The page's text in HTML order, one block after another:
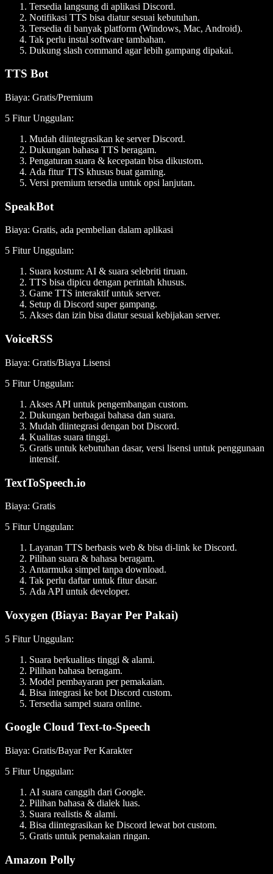
Tersedia langsung di aplikasi Discord.
Notifikasi TTS bisa diatur sesuai kebutuhan.
Tersedia di banyak platform (Windows, Mac, Android).
Tak perlu instal software tambahan.
Dukung slash command agar lebih gampang dipakai.
TTS Bot
Biaya: Gratis/Premium
5 Fitur Unggulan:
Mudah diintegrasikan ke server Discord.
Dukungan bahasa TTS beragam.
Pengaturan suara & kecepatan bisa dikustom.
Ada fitur TTS khusus buat gaming.
Versi premium tersedia untuk opsi lanjutan.
SpeakBot
Biaya: Gratis, ada pembelian dalam aplikasi
5 Fitur Unggulan:
Suara kostum: AI & suara selebriti tiruan.
TTS bisa dipicu dengan perintah khusus.
Game TTS interaktif untuk server.
Setup di Discord super gampang.
Akses dan izin bisa diatur sesuai kebijakan server.
VoiceRSS
Biaya: Gratis/Biaya Lisensi
5 Fitur Unggulan:
Akses API untuk pengembangan custom.
Dukungan berbagai bahasa dan suara.
Mudah diintegrasi dengan bot Discord.
Kualitas suara tinggi.
Gratis untuk kebutuhan dasar, versi lisensi untuk penggunaan
intensif.
TextToSpeech.io
Biaya: Gratis
5 Fitur Unggulan:
Layanan TTS berbasis web & bisa di-link ke Discord.
Pilihan suara & bahasa beragam.
Antarmuka simpel tanpa download.
Tak perlu daftar untuk fitur dasar.
Ada API untuk developer.
Voxygen (Biaya: Bayar Per Pakai)
5 Fitur Unggulan:
Suara berkualitas tinggi & alami.
Pilihan bahasa beragam.
Model pembayaran per pemakaian.
Bisa integrasi ke bot Discord custom.
Tersedia sampel suara online.
Google Cloud Text-to-Speech
Biaya: Gratis/Bayar Per Karakter
5 Fitur Unggulan:
AI suara canggih dari Google.
Pilihan bahasa & dialek luas.
Suara realistis & alami.
Bisa diintegrasikan ke Discord lewat bot custom.
Gratis untuk pemakaian ringan.
Amazon Polly